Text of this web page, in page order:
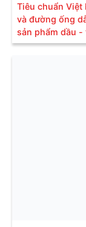
Tiêu chuẩn Việt
và đường ống
sản phẩm dầu